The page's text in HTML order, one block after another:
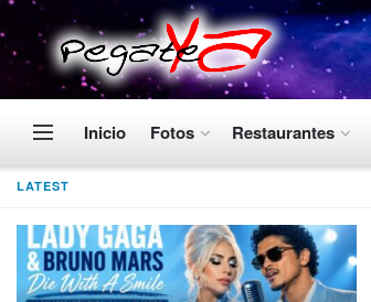
LATEST
Inicio Fotos Restaurantes